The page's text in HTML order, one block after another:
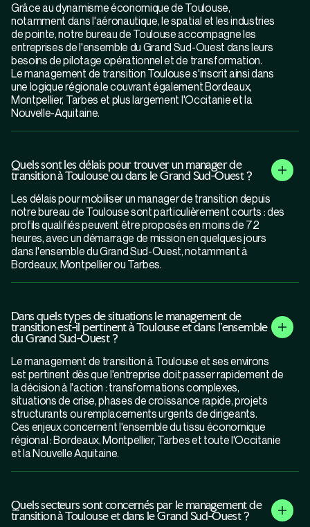
Grâce au dynamisme économique de Toulouse,
notamment dans l'aéronautique, le spatial et les industries
de pointe, notre bureau de Toulouse accompagne les
entreprises de l'ensemble du Grand Sud-Ouest dans leurs
besoins de pilotage opérationnel et de transformation.
Le management de transition Toulouse s'inscrit ainsi dans
une logique régionale couvrant également Bordeaux,
Montpellier, Tarbes et plus largement l'Occitanie et la
Nouvelle-Aquitaine.
Quels sont les délais pour trouver un manager de
transition à Toulouse ou dans le Grand Sud-Ouest ?
Les délais pour mobiliser un manager de transition depuis
notre bureau de Toulouse sont particulièrement courts : des
profils qualifiés peuvent être proposés en moins de 72
heures, avec un démarrage de mission en quelques jours
dans l'ensemble du Grand Sud-Ouest, notamment à
Bordeaux, Montpellier ou Tarbes.
Dans quels types de situations le management de
transition est-il pertinent à Toulouse et dans l'ensemble
du Grand Sud-Ouest ?
Le management de transition à Toulouse et ses environs
est pertinent dès que l'entreprise doit passer rapidement de
la décision à l'action : transformations complexes,
situations de crise, phases de croissance rapide, projets
structurants ou remplacements urgents de dirigeants.
Ces enjeux concernent l'ensemble du tissu économique
régional : Bordeaux, Montpellier, Tarbes et toute l'Occitanie
et la Nouvelle Aquitaine.
Quels secteurs sont concernés par le management de
transition à Toulouse et dans le Grand Sud-Ouest ?